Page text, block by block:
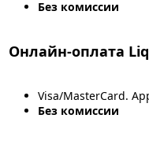
Без комиссии
Онлайн-оплата
Visa/MasterCard.
Без комиссии